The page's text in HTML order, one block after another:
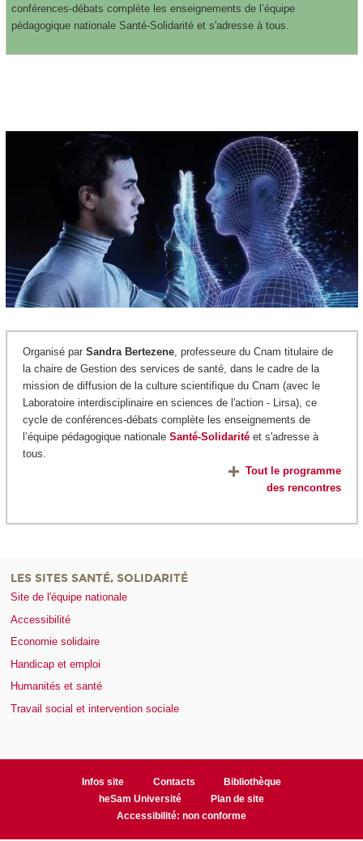
conférences-débats complète les enseignements de l’équipe
pédagogique nationale Santé-Solidarité et s'adresse à tous.
Organisé par Sandra Bertezene, professeure du Cnam titulaire de
la chaire de Gestion des services de santé, dans le cadre de la
mission de diffusion de la culture scientifique du Cnam (avec le
Laboratoire interdisciplinaire en sciences de l'action - Lirsa), ce
cycle de conférences-débats complète les enseignements de
l’équipe pédagogique nationale Santé-Solidaritéet s'adresse à
tous.
Tout le programme
des rencontres
LES SITES SANTÉ, SOLIDARITÉ
Site de l'équipe nationale
Accessibilité
Economie solidaire
Handicap et emploi
Humanités et santé
Travail social et intervention sociale
Infos site Contacts
Bibliothèque
heSam Université
Plan de site
Accessibilité: non conforme